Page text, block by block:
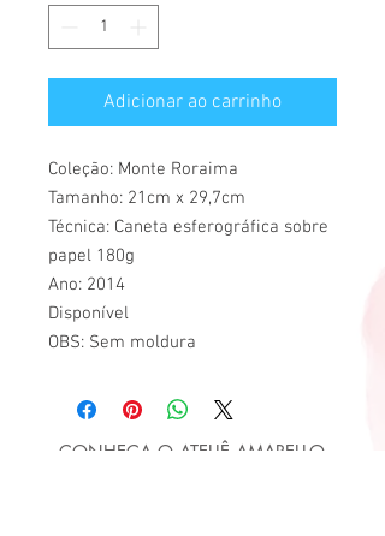
Adicionar ao carrinho
Coleção: Monte Roraima
Tamanho: 21cm x 29,7cm
Técnica: Caneta esferográfica sobre
papel 180g
Ano: 2014
Disponível
OBS: Sem moldura
CONHEÇA O ATELIÊ AMARELLO